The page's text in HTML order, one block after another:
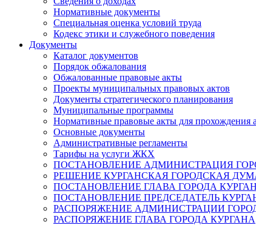
Нормативные документы
Специальная оценка условий труда
Кодекс этики и служебного поведения
Документы
Каталог документов
Порядок обжалования
Обжалованные правовые акты
Проекты муниципальных правовых актов
Документы стратегического планирования
Муниципальные программы
Нормативные правовые акты для прохождения
Основные документы
Административные регламенты
Тарифы на услуги ЖКХ
ПОСТАНОВЛЕНИЕ АДМИНИСТРАЦИЯ
РЕШЕНИЕ КУРГАНСКАЯ ГОРОДСКАЯ
ПОСТАНОВЛЕНИЕ ГЛАВА ГОРОДА
ПОСТАНОВЛЕНИЕ ПРЕДСЕДАТЕЛЬ
РАСПОРЯЖЕНИЕ АДМИНИСТРАЦИИ
РАСПОРЯЖЕНИЕ ГЛАВА ГОРОДА КУРГАНА